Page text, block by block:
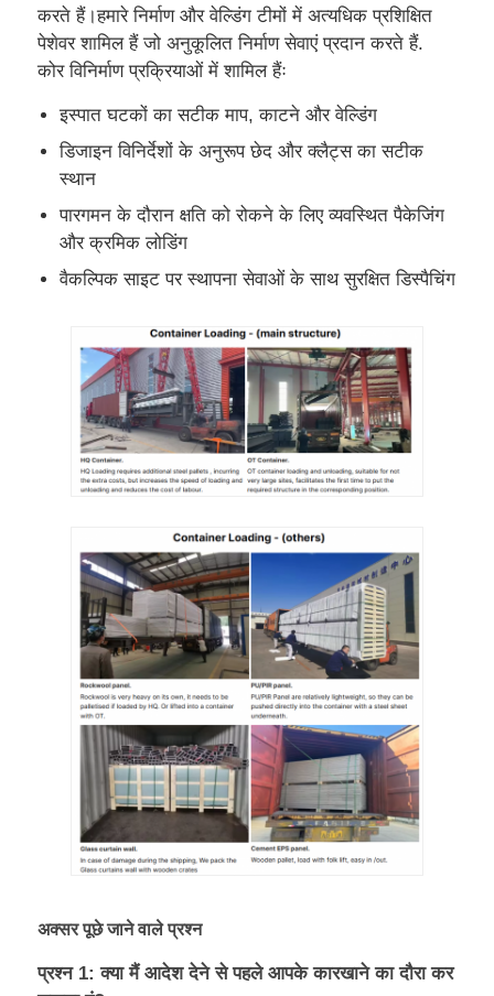
करते हैं।हमारे निर्माण और वेल्डिंग टीमों में अत्यधिक प्रशिक्षित
पेशेवर शामिल हैं जो अनुकूलित निर्माण सेवाएं प्रदान करते हैं.
कोर विनिर्माण प्रक्रियाओं में शामिल हैंः
इस्पात घटकों का सटीक माप, काटने और वेल्डिंग
डिजाइन विनिर्देशों के अनुरूप छेद और क्लैट्स का सटीक
स्थान
पारगमन के दौरान क्षति को रोकने के लिए व्यवस्थित पैकेजिंग
और क्रमिक लोडिंग
वैकल्पिक साइट पर स्थापना सेवाओं के साथ सुरक्षित डिस्पैचिंग
अक्सर पूछे जाने वाले प्रश्न
प्रश्न 1: क्या मैं आदेश देने से पहले आपके कारखाने का दौरा कर